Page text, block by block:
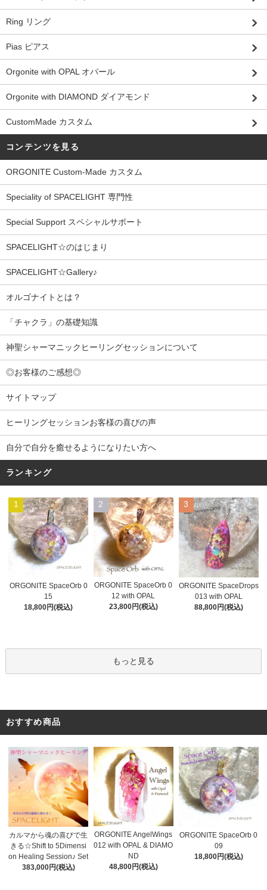
Ring リング
Pias ピアス
Orgonite with OPAL オパール
Orgonite with DIAMOND ダイアモンド
CustomMade カスタム
コンテンツを見る
ORGONITE Custom-Made カスタム
Speciality of SPACELIGHT 専門性
Special Support スペシャルサポート
SPACELIGHT☆のはじまり
SPACELIGHT☆Gallery♪
オルゴナイトとは？
「チャクラ」の基礎知識
神聖シャーマニックヒーリングセッションについて
◎お客様のご感想◎
サイトマップ
ヒーリングセッションお客様の喜びの声
自分で自分を癒せるようになりたい方へ
ランキング
1
ORGONITE SpaceOrb 0
15
18,800円(税込)
2
ORGONITE SpaceOrb 0
12 with OPAL
23,800円(税込)
3
ORGONITE SpaceDrops
013 with OPAL
88,800円(税込)
もっと見る
おすすめ商品
カルマから魂の喜びで生
きる☆Shift to 5Dimensi
on Healing Session♪ Set
383,000円(税込)
ORGONITE AngelWings
012 with OPAL & DIAMO
ND
48,800円(税込)
ORGONITE SpaceOrb 0
09
18,800円(税込)